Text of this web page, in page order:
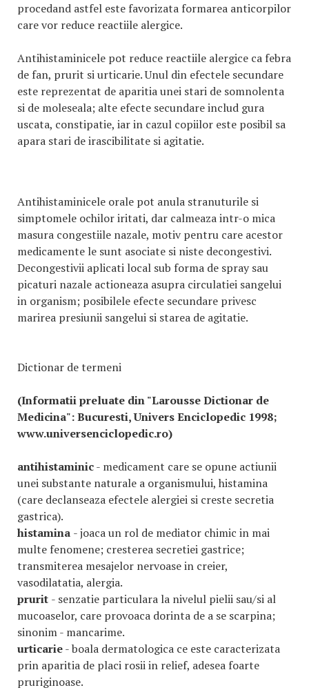
procedand astfel este favorizata formarea anticorpilor
care vor reduce reactiile alergice.
Antihistaminicele pot reduce reactiile alergice ca febra
de fan, prurit si urticarie. Unul din efectele secundare
este reprezentat de aparitia unei stari de somnolenta
si de moleseala; alte efecte secundare includ gura
uscata, constipatie, iar in cazul copiilor este posibil sa
apara stari de irascibilitate si agitatie.
Antihistaminicele orale pot anula stranuturile si
simptomele ochilor iritati, dar calmeaza intr-o mica
masura congestiile nazale, motiv pentru care acestor
medicamente le sunt asociate si niste decongestivi.
Decongestivii aplicati local sub forma de spray sau
picaturi nazale actioneaza asupra circulatiei sangelui
in organism; posibilele efecte secundare privesc
marirea presiunii sangelui si starea de agitatie.
Dictionar de termeni
(Informatii preluate din "Larousse Dictionar de
Medicina": Bucuresti, Univers Enciclopedic 1998;
www.universenciclopedic.ro)
antihistaminic- medicament care se opune actiunii
unei substante naturale a organismului, histamina
(care declanseaza efectele alergiei si creste secretia
gastrica).
histamina - joaca un rol de mediator chimic in mai
multe fenomene; cresterea secretiei gastrice;
transmiterea mesajelor nervoase in creier,
vasodilatatia, alergia.
prurit - senzatie particulara la nivelul pielii sau/si al
mucoaselor, care provoaca dorinta de a se scarpina;
sinonim - mancarime.
urticarie- boala dermatologica ce este caracterizata
prin aparitia de placi rosii in relief, adesea foarte
pruriginoase.